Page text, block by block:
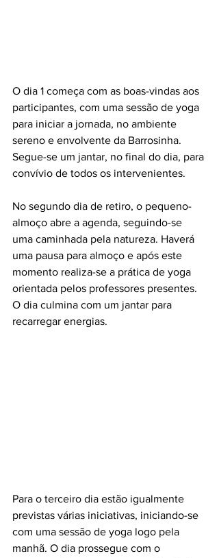
O dia 1 começa com as boas-vindas aos
participantes, com uma sessão de yoga
para iniciar a jornada, no ambiente
sereno e envolvente da Barrosinha.
Segue-se um jantar, no final do dia, para
convívio de todos os intervenientes.
No segundo dia de retiro, o pequeno-
almoço abre a agenda, seguindo-se
uma caminhada pela natureza. Haverá
uma pausa para almoço e após este
momento realiza-se a prática de yoga
orientada pelos professores presentes.
O dia culmina com um jantar para
recarregar energias.
Para o terceiro dia estão igualmente
previstas várias iniciativas, iniciando-se
com uma sessão de yoga logo pela
manhã. O dia prossegue com o